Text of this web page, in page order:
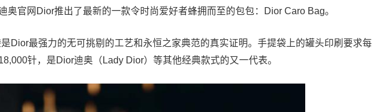
奥官网Dior推出了最新的一款令时尚爱好者蜂拥而至的包包：Dior Caro Bag。
Dior最强力的无可挑剔的工艺和永恒之家典范的真实证明。手提袋上的罐头印刷要求每
针，是Dior迪奥（Lady Dior）等其他经典款式的又一代表。